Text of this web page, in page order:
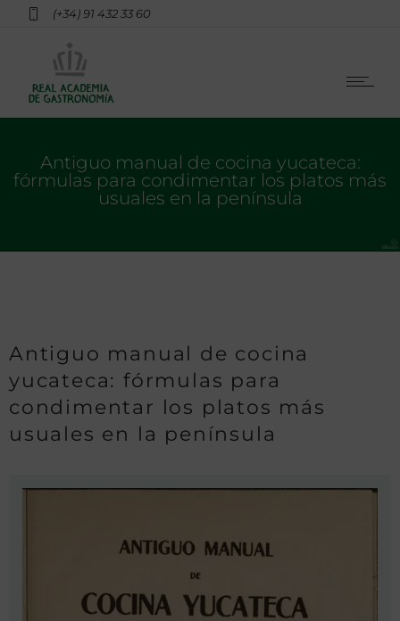
(+34) 91 432 33 60
Antiguo manual de cocina yucateca:
fórmulas para condimentar los platos más
usuales en la península
Antiguo manual de cocina
yucateca: fórmulas para
condimentar los platos más
usuales en la península